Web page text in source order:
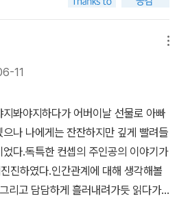
다. 그런 조건만 충족된다면 구성원이
든 가족이라 부를 수 있지 않을까. 구병
읽게 되면 그땐 <파과>를 읽어 볼 생
속에 순간적으로 응결되었다가 굴절과
분만 걸러져 수많은 입자로 흩어지
밤을 둘러싸거나 밤에 은닉한 모든 것
요.” “햇빛을 얻어 반사해야만 하는
아이의 등에 돋아난 것은 그 자체가 빛
토록 청완하고 눈부신 것만 같았
어 촉감으로 다가온다. 젖은 발자국
금도 어디선가 탄력적으로 헤엄치고
해 불행의 시간을 감내하고 인고의
...어떤 이미지를 떠올리고 읽은 이야
어서 더욱 공감각적인 동화가 되었다.-
상태로 채우는 수 많은 일들을 꼭 당일
시대에 뒤떨어진 인간이 되지 않기
화하여 자기가 곧 속도 그 자체가 되
와 같은 삶. 그 어떤 행동도 현재를 투
어떤 경우라도 과거가 반성의 대상이
하지 않는 삶이었다. - 49- 사실 그들
하지 않은 임의의 이름같은게 중요하
11
봐야지하다가 어버이날 선물로 아빠
나 나에게는 잔잔하지만 깊게 빨려들
다.독특한 컨셉의 주인공의 이야기가
진하였다.인간관계에 대해 생각해볼
리고 담담하게 흘러내려가듯 읽다가